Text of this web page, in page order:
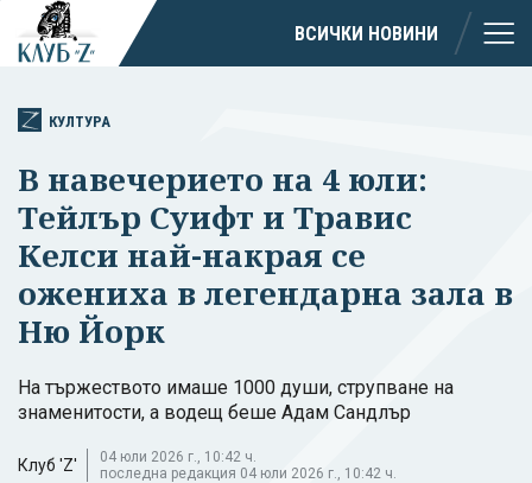
ВСИЧКИ НОВИНИ
КУЛТУРА
В навечерието на 4 юли:
Тейлър Суифт и Травис
Келси най-накрая се
ожениха в легендарна зала в
Ню Йорк
На тържеството имаше 1000 души, струпване на
знаменитости, а водещ беше Адам Сандлър
Клуб 'Z'
04 юли 2026 г., 10:42 ч.
последна редакция 04 юли 2026 г., 10:42 ч.